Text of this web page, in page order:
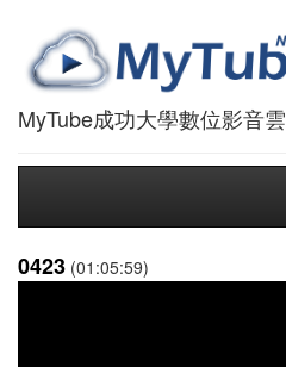
MyTube成功大學數位影音雲
0423 (01:05:59)